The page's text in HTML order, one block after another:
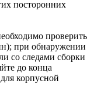
посторонних
проверить
при обнаружении
со следами сборки
до конца
корпусной